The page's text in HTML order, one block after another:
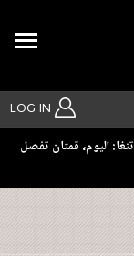
LOG IN
بحث متقدم
اليوم، قمتان تفصل